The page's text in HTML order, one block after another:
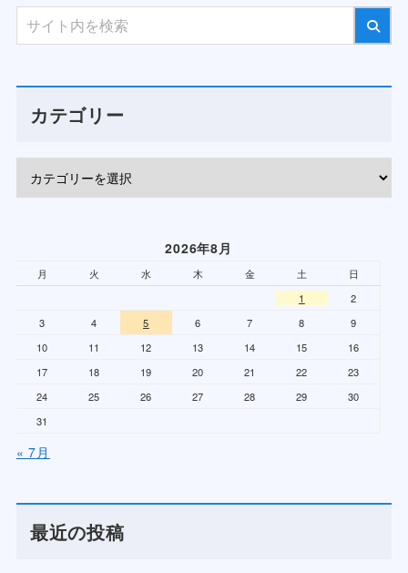
カテゴリー
2026年8月
月 火 水 木 金 土
日
1
2
3
4 5 6 7 8
9
10
11 12 13 14 15
16
17
18 19 20 21 22
23
24
25 26 27 28 29
30
31
« 7月
最近の投稿